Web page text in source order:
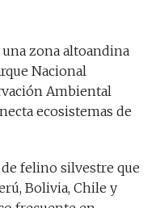
zona altoandina
Nacional
Ambiental
ecosistemas de
felino silvestre que
Bolivia, Chile y